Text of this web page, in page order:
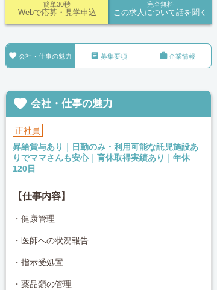
完全無料
この求人について話を聞く
簡単30秒
Webで応募・見学申込
 会社・仕事の魅力  募集要項 企業情報
 会社・仕事の魅力
正社員
昇給賞与あり｜日勤のみ・利用可能な託児施設あ
りでママさんも安心｜育休取得実績あり｜年休
120日
【仕事内容】
・健康管理
・医師への状況報告
・指示受処置
・薬品類の管理